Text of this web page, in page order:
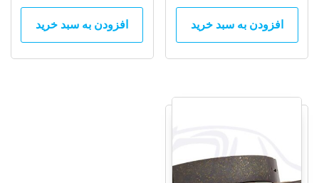
افزودن به سبد خرید افزودن به سبد خرید